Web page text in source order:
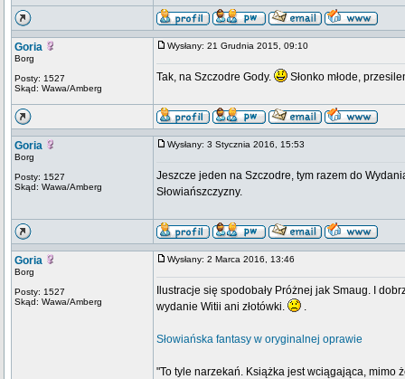
Goria
Borg
Posty: 1527
Skąd: Wawa/Amberg
Wysłany: 21 Grudnia 2015, 09:10
Tak, na Szczodre Gody. Słonko młode,
Goria
Borg
Posty: 1527
Skąd: Wawa/Amberg
Wysłany: 3 Stycznia 2016, 15:53
Jeszcze jeden na Szczodre, tym razem do
Słowiańszczyzny.
Goria
Borg
Posty: 1527
Skąd: Wawa/Amberg
Wysłany: 2 Marca 2016, 13:46
Ilustracje się spodobały Próżnej jak Smaug. I
wydanie Witii ani złotówki.
.
Słowiańska fantasy w oryginalnej oprawie
"To tyle narzekań. Książka jest wciągająca, mimo